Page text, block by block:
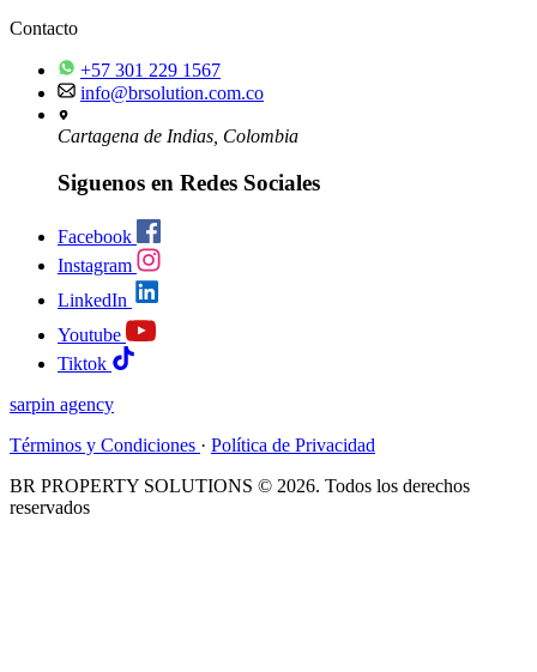
Contacto
+57 301 229 1567
info@brsolution.com.co
Cartagena de Indias, Colombia
Siguenos en Redes Sociales
Facebook
Instagram
LinkedIn
Youtube
Tiktok
sarpin agency
Términos y Condiciones · Política de Privacidad
BR PROPERTY SOLUTIONS © 2026. Todos los derechos
reservados